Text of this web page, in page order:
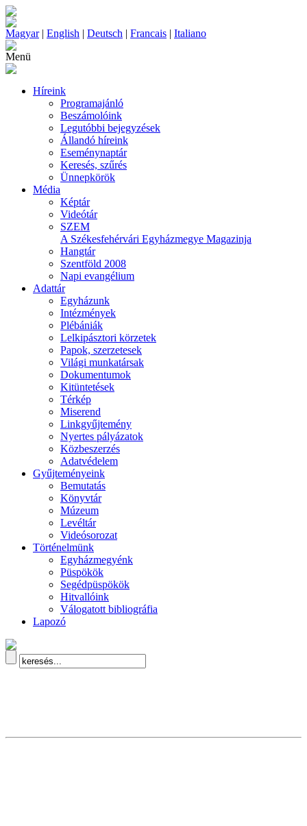
Magyar| English | Deutsch | Francais | Italiano
Menü
Híreink
Programajánló
Beszámolóink
Legutóbbi bejegyzések
Állandó híreink
Eseménynaptár
Keresés, szűrés
Ünnepkörök
Média
Képtár
Videótár
SZEM
A Székesfehérvári Egyházmegye Magazinja
Hangtár
Szentföld 2008
Napi evangélium
Adattár
Egyházunk
Intézmények
Plébániák
Lelkipásztori körzetek
Papok, szerzetesek
Világi munkatársak
Dokumentumok
Kitüntetések
Térkép
Miserend
Linkgyűjtemény
Nyertes pályázatok
Közbeszerzés
Adatvédelem
Gyűjteményeink
Bemutatás
Könyvtár
Múzeum
Levéltár
Videósorozat
Történelmünk
Egyházmegyénk
Püspökök
Segédpüspökök
Hitvallóink
Válogatott bibliográfia
Lapozó